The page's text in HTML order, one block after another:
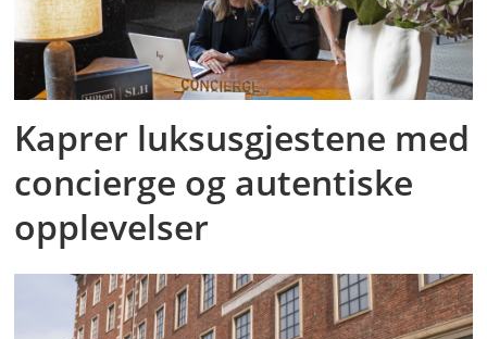
Kaprer luksusgjestene med
concierge og autentiske
opplevelser